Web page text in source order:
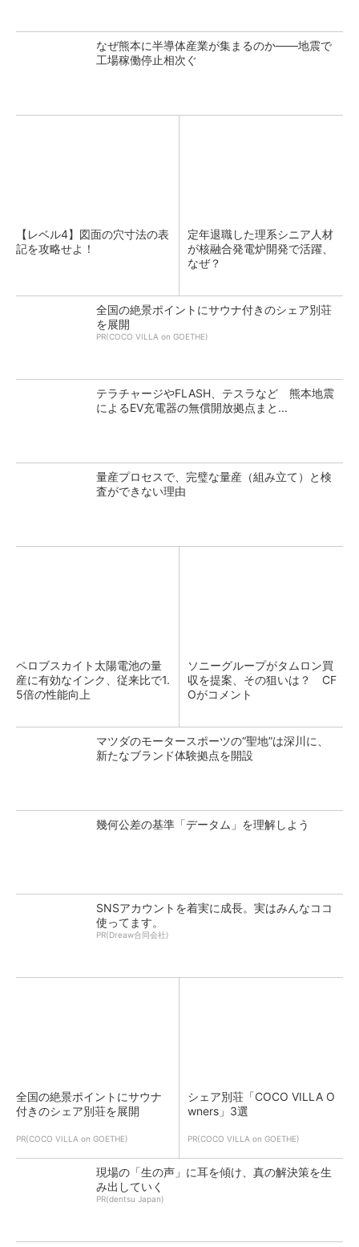
なぜ熊本に半導体産業が集まるのか――地震で
工場稼働停止相次ぐ
【レベル4】図面の穴寸法の表
記を攻略せよ！
定年退職した理系シニア人材
が核融合発電炉開発で活躍、
なぜ？
全国の絶景ポイントにサウナ付きのシェア別荘
を展開
PR(COCO VILLA on GOETHE)
テラチャージやFLASH、テスラなど 熊本地震
によるEV充電器の無償開放拠点まと...
量産プロセスで、完璧な量産（組み立て）と検
査ができない理由
ペロブスカイト太陽電池の量
産に有効なインク、従来比で1.
5倍の性能向上
ソニーグループがタムロン買
収を提案、その狙いは？ CF
Oがコメント
マツダのモータースポーツの“聖地”は深川に、
新たなブランド体験拠点を開設
幾何公差の基準「データム」を理解しよう
SNSアカウントを着実に成長。実はみんなココ
使ってます。
PR(Dreaw合同会社)
全国の絶景ポイントにサウナ
付きのシェア別荘を展開
PR(COCO VILLA on GOETHE)
シェア別荘「COCO VILLA O
wners」3選
PR(COCO VILLA on GOETHE)
現場の「生の声」に耳を傾け、真の解決策を生
み出していく
PR(dentsu Japan)